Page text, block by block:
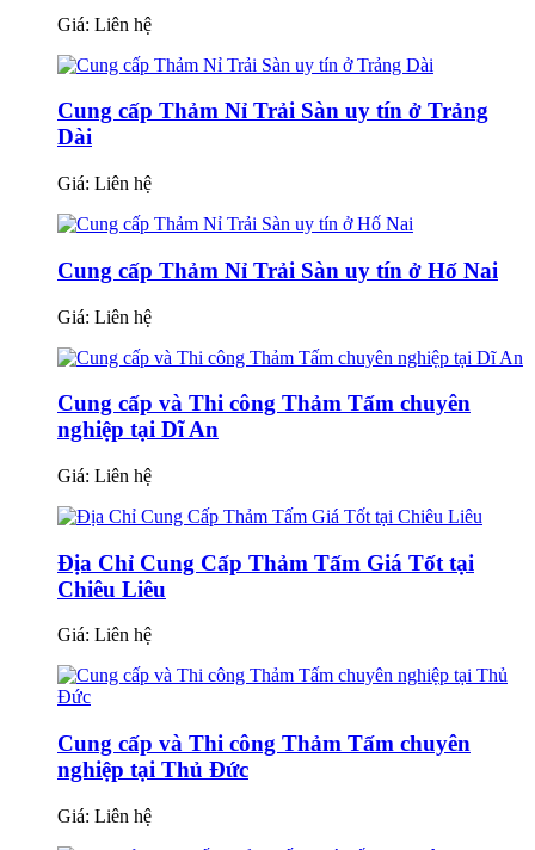
Giá: Liên hệ
Cung cấp Thảm Nỉ Trải Sàn uy tín ở Trảng
Dài
Giá: Liên hệ
Cung cấp Thảm Nỉ Trải Sàn uy tín ở Hố Nai
Giá: Liên hệ
Cung cấp và Thi công Thảm Tấm chuyên
nghiệp tại Dĩ An
Giá: Liên hệ
Địa Chỉ Cung Cấp Thảm Tấm Giá Tốt tại
Chiêu Liêu
Giá: Liên hệ
Cung cấp và Thi công Thảm Tấm chuyên
nghiệp tại Thủ Đức
Giá: Liên hệ